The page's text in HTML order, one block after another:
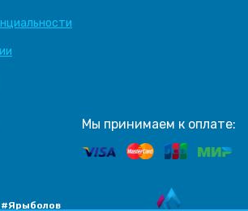
Мы принимаем к оплате: